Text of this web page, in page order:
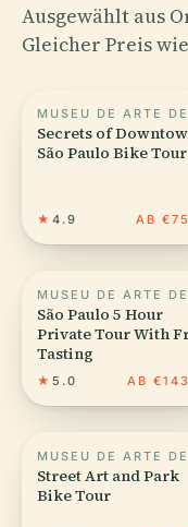
Ausgewählt aus
Gleicher Preis
Secrets of
São Paulo Bike Tour
★ 4.9 AB
São Paulo 5 Hour
Private Tour With
Tasting
★ 5.0 AB
Street Art and Park
Bike Tour